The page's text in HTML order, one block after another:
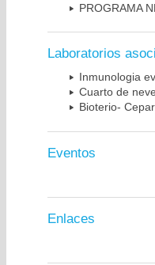
PROGRAMA
Laboratorios
Inmunologia
Cuarto de
Bioterio-
Eventos
Enlaces